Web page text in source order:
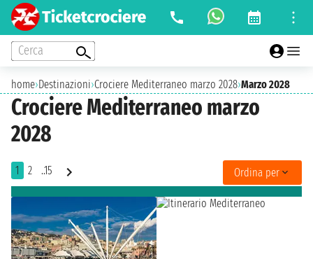
Cerca
home›Destinazioni›Crociere Mediterraneo marzo 2028›Marzo 2028
Crociere Mediterraneo marzo
2028
1 2 ..15 Ordina per